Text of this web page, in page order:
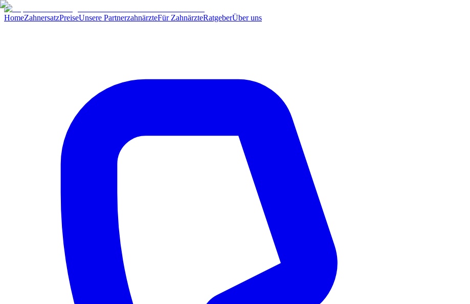
HomeZahnersatzPreiseUnsere PartnerzahnärzteFür ZahnärzteRatgeberÜber uns